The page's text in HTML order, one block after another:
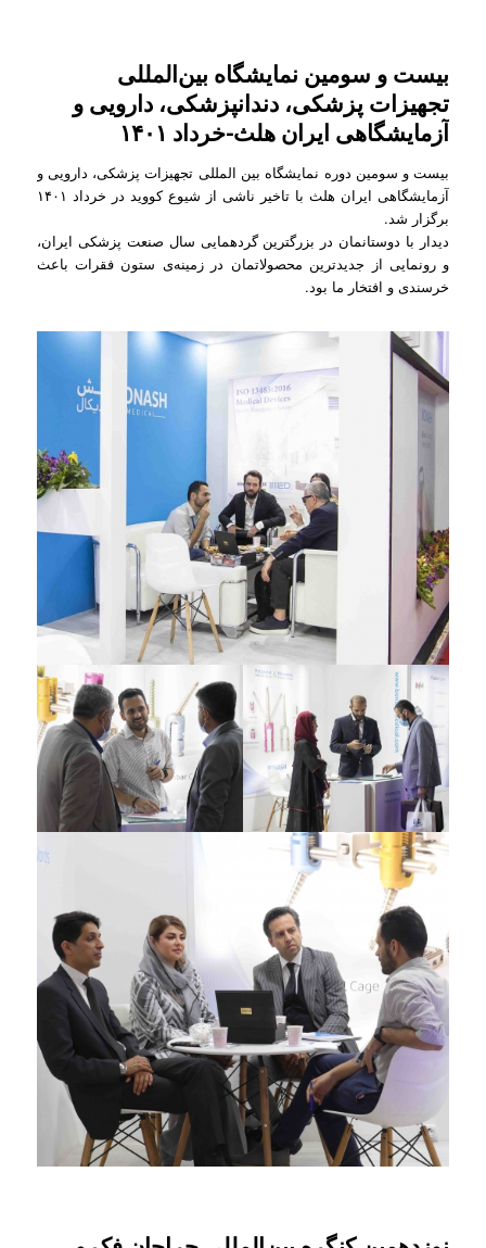
بیست و سومین نمایشگاه بین‌المللی
تجهیزات پزشکی، دندانپزشکی، دارویی و
آزمایشگاهی ایران هلث-خرداد ۱۴۰۱
بیست و سومین دوره نمایشگاه بین المللی تجهیزات پزشکی، دارویی و
آزمایشگاهی ایران هلث با تاخیر ناشی از شیوع کووید در خرداد ۱۴۰۱
برگزار شد.
دیدار با دوستانمان در بزرگترین گردهمایی سال صنعت پزشکی ایران،
و رونمایی از جدیدترین محصولاتمان در زمینه‌ی ستون فقرات باعث
خرسندی و افتخار ما بود.